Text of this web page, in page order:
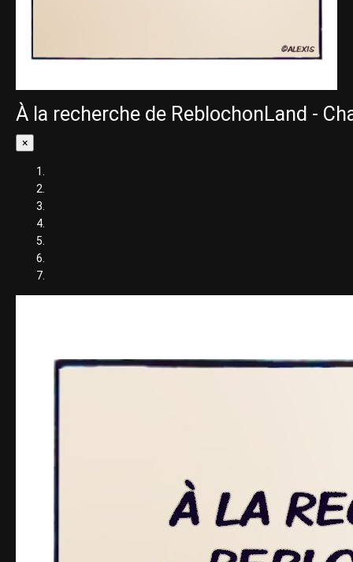
À la recherche de ReblochonLand -
×